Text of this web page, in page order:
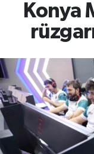
Konya